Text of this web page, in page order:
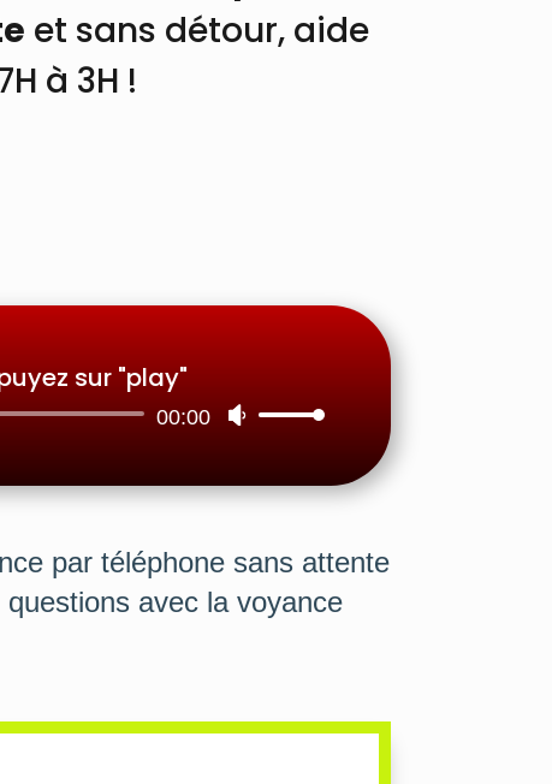
et sans détour, aide
à 3H !
sur "play"
00:00
Utilisez
flèches
ou
par téléphone sans attente
avec la voyance